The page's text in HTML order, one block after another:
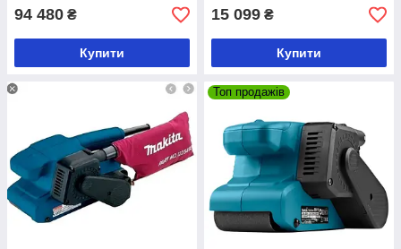
94 480 ₴
Купити
15 099 ₴
Купити
Топ продажів